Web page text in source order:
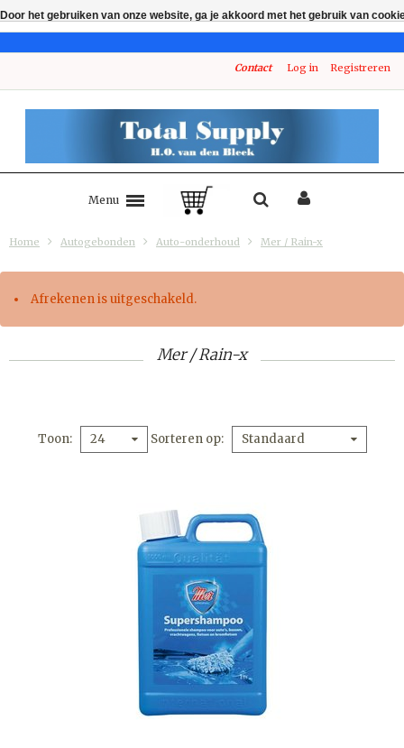
Contact Log in Registreren
Menu
Home Autogebonden Auto-onderhoud Mer / Rain-x
Afrekenen is uitgeschakeld.
Mer / Rain-x
Toon 24 Sorteren op Standaard
Door het gebruiken van onze website, ga je akkoord met het gebruik van